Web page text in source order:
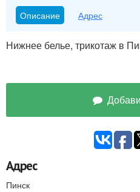
Описание Адрес
Нижнее белье, трикотаж в
Адрес
Пинск